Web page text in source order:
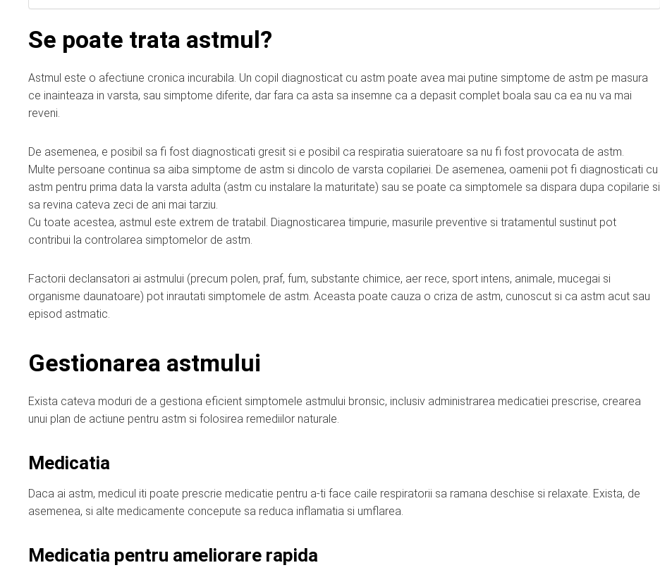
Se poate trata astmul?
Astmul este o afectiune cronica incurabila. Un copil diagnosticat cu astm poate avea mai putine simptome de astm pe masura
ce inainteaza in varsta, sau simptome diferite, dar fara ca asta sa insemne ca a depasit complet boala sau ca ea nu va mai
reveni.
De asemenea, e posibil sa fi fost diagnosticati gresit si e posibil ca respiratia suieratoare sa nu fi fost provocata de astm.
Multe persoane continua sa aiba simptome de astm si dincolo de varsta copilariei. De asemenea, oamenii pot fi diagnosticati cu
astm pentru prima data la varsta adulta (astm cu instalare la maturitate) sau se poate ca simptomele sa dispara dupa copilarie si
sa revina cateva zeci de ani mai tarziu.
Cu toate acestea, astmul este extrem de tratabil. Diagnosticarea timpurie, masurile preventive si tratamentul sustinut pot
contribui la controlarea simptomelor de astm.
Factorii declansatori ai astmului (precum polen, praf, fum, substante chimice, aer rece, sport intens, animale, mucegai si
organisme daunatoare) pot inrautati simptomele de astm. Aceasta poate cauza o criza de astm, cunoscut si ca astm acut sau
episod astmatic.
Gestionarea astmului
Exista cateva moduri de a gestiona eficient simptomele astmului bronsic, inclusiv administrarea medicatiei prescrise, crearea
unui plan de actiune pentru astm si folosirea remediilor naturale.
Medicatia
Daca ai astm, medicul iti poate prescrie medicatie pentru a-ti face caile respiratorii sa ramana deschise si relaxate. Exista, de
asemenea, si alte medicamente concepute sa reduca inflamatia si umflarea.
Medicatia pentru ameliorare rapida